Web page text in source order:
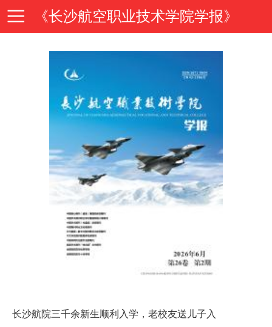
《长沙航空职业技术学院学报》
稿
投
长沙航院三千余新生顺利入学，老校友送儿子入